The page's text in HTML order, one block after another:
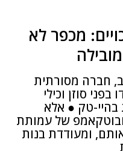
מכפר לא
חברה מסורתית
סוזן וכילי
טק ● אלא
ובוטקאמפ של עמותת
ומעודדת בנות